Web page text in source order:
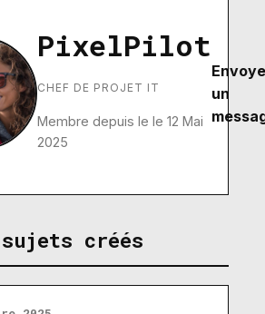
PixelPilot
CHEF DE PROJET IT
Membre depuis le le 12 Mai
2025
un
créés